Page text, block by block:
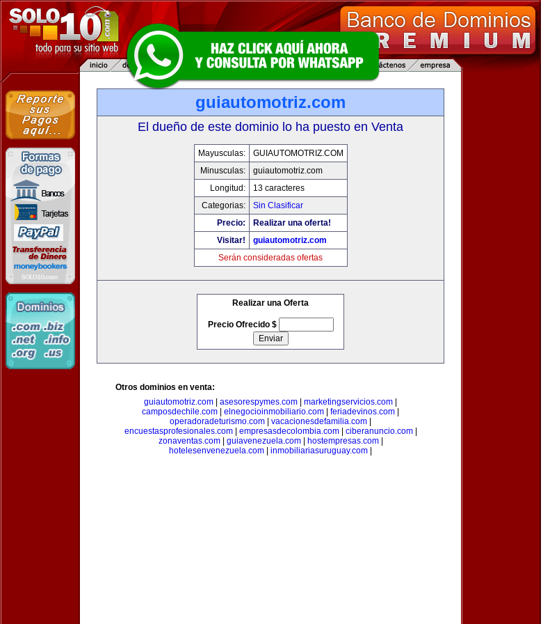
guiautomotriz.com
El dueño de este dominio lo ha puesto en Venta
Mayusculas:
GUIAUTOMOTRIZ.COM
Minusculas:
guiautomotriz.com
Longitud:
13 caracteres
Categorias:
Sin Clasificar
Precio:
Realizar una oferta!
Visitar!
guiautomotriz.com
Serán consideradas ofertas
Realizar una Oferta
Precio Ofrecido $
Otros dominios en venta:
guiautomotriz.com
asesorespymes.com marketingservicios.com
camposdechile.com
elnegocioinmobiliario.com feriadevinos.com
operadoradeturismo.com
vacacionesdefamilia.com
encuestasprofesionales.com| empresasdecolombia.com| ciberanuncio.com|
zonaventas.com| guiavenezuela.com| hostempresas.com|
hotelesenvenezuela.com
inmobiliariasuruguay.com